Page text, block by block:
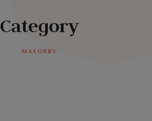
Category
MASONRY